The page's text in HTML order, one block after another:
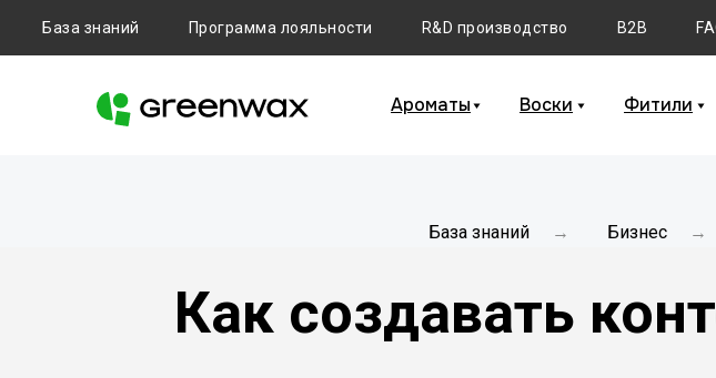
База знаний Программа лояльности R&D производство B2B
Фитили
Ароматы Воски
База знаний → Бизнес →
Как создавать